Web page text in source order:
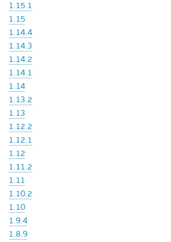
1.15.1
1.15
1.14.4
1.14.3
1.14.2
1.14.1
1.14
1.13.2
1.13
1.12.2
1.12.1
1.12
1.11.2
1.11
1.10.2
1.10
1.9.4
1.8.9